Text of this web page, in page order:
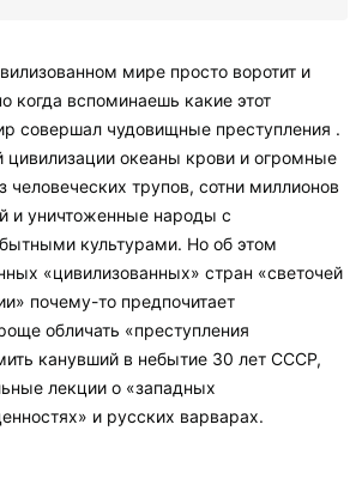
мире просто воротит и
когда вспоминаешь какие этот
совершал чудовищные преступления .
цивилизации океаны крови и огромные
трупов, сотни миллионов
и уничтоженные народы с
культурами. Но об этом
«цивилизованных» стран «светочей
почему-то предпочитает
обличать «преступления
канувший в небытие 30 лет СССР,
лекции о «западных
и русских варварах.